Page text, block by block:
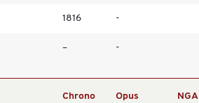
1816 -
– -
Chrono Opus NGA